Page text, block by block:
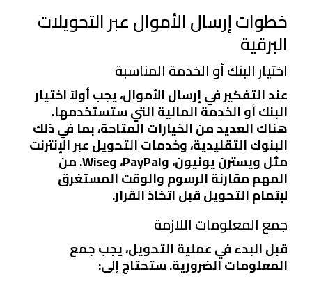
خطوات إرسال الأموال عبر التحويلات
البرقية
اختيار البنك أو الخدمة المناسبة
عند التفكير في إرسال الأموال، يجب أولاً اختيار
البنك أو الخدمة المالية التي ستستخدمها.
هناك العديد من الخيارات المتاحة، بما في ذلك
البنوك التقليدية، وخدمات التحويل عبر الإنترنت
مثل ويسترن يونيون، وPayPal، وWise. من
المهم مقارنة الرسوم والوقت المستغرق
لإتمام التحويل قبل اتخاذ القرار.
جمع المعلومات اللازمة
قبل البدء في عملية التحويل، يجب جمع
المعلومات الضرورية. ستحتاج إلى: